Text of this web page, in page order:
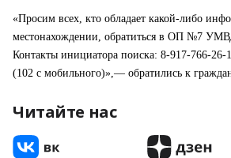
«Просим всех, кто обладает какой-либо
местонахождении, обратиться в ОП №7
Контакты инициатора поиска: 8-917-766-26-
(102 с мобильного)»,— обратились к
Читайте нас